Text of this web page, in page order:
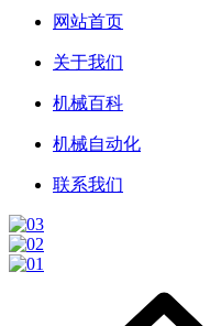
网站首页
关于我们
机械百科
机械自动化
联系我们